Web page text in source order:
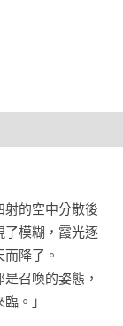
的空中分散後
了模糊，霞光逐
降了。
召喚的姿態，
。」